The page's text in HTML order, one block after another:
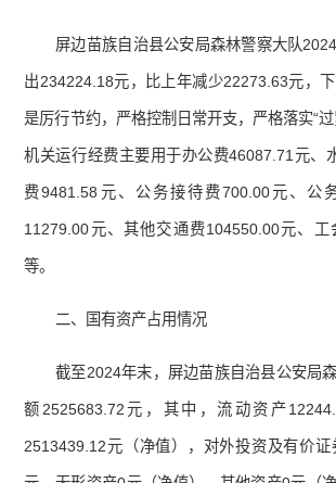
屏边苗族自治县公安局森林警察大队
出234224.18元，比上年减少22273.63元，
是厉行节约，严格控制日常开支，严格落实“
机关运行经费主要用于办公费46087.71元、
费9481.58元、公务接待费700.00元、公
11279.00元、其他交通费104550.00元、工
等。
二、国有资产占用情况
截至2024年末，屏边苗族自治县公安局
额2525683.72元，其中，流动资产
2513439.12元（净值），对外投资及有价